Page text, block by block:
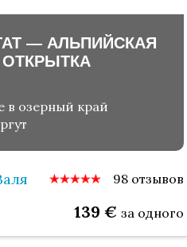
— АЛЬПИЙСКАЯ
ОТКРЫТКА
в озерный край
98 отзывов
139 € за одного